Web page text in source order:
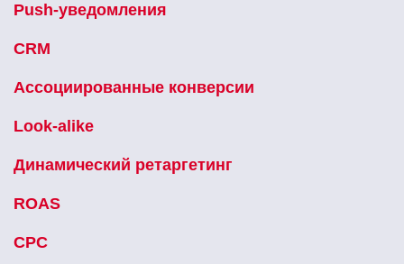
Push-уведомления
CRM
Ассоциированные конверсии
Look-alike
Динамический ретаргетинг
ROAS
CPC